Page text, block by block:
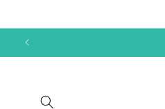
al contenido